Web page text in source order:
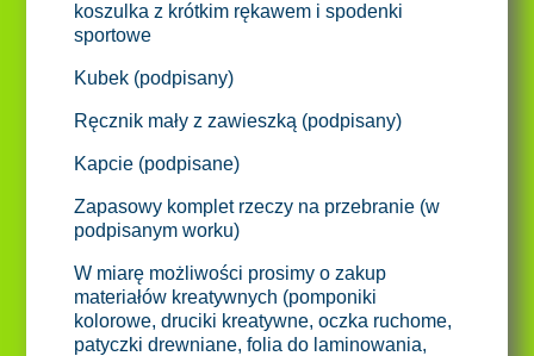
koszulka z krótkim rękawem i spodenki
sportowe
Kubek (podpisany)
Ręcznik mały z zawieszką (podpisany)
Kapcie (podpisane)
Zapasowy komplet rzeczy na przebranie (w
podpisanym worku)
W miarę możliwości prosimy o zakup
materiałów kreatywnych (pomponiki
kolorowe, druciki kreatywne, oczka ruchome,
patyczki drewniane, folia do laminowania,